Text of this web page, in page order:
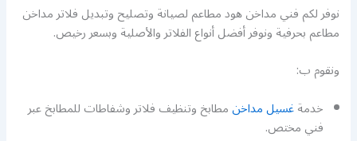
نوفر لكم فني مداخن هود مطاعم لصيانة وتصليح وتبديل فلاتر مداخن
مطاعم بحرفية ونوفر أفضل أنواع الفلاتر والأصلية وبسعر رخيص.
ونقوم ب:
خدمةغسيل مداخنمطابخ وتنظيف فلاتر وشفاطات للمطابخ عبر
فني مختص.